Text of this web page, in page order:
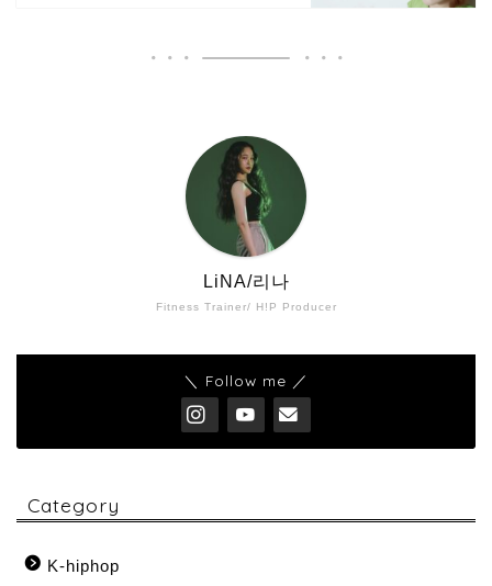
Fitness Trainer/ H!P Producer
LiNA/리나
＼ Follow me ／
Category
K-hiphop